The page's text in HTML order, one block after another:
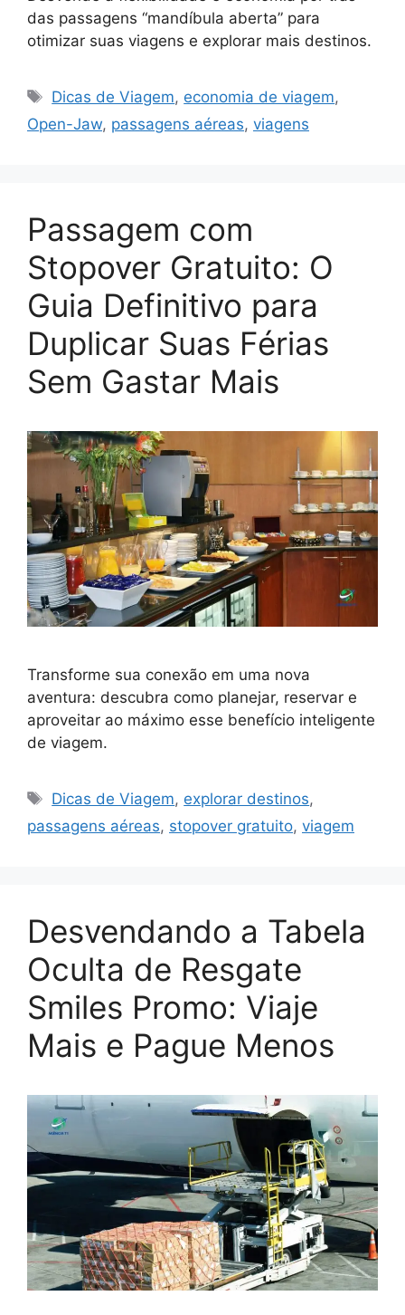
das passagens “mandíbula aberta” para
otimizar suas viagens e explorar mais destinos.
Tags
Dicas de Viagem, economia de viagem,
Open-Jaw, passagens aéreas, viagens
Passagem com
Stopover Gratuito: O
Guia Definitivo para
Duplicar Suas Férias
Sem Gastar Mais
Transforme sua conexão em uma nova
aventura: descubra como planejar, reservar e
aproveitar ao máximo esse benefício inteligente
de viagem.
Tags
Dicas de Viagem, explorar destinos,
passagens aéreas, stopover gratuito, viagem
Desvendando a Tabela
Oculta de Resgate
Smiles Promo: Viaje
Mais e Pague Menos